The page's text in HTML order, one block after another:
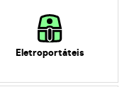
Eletroportáteis